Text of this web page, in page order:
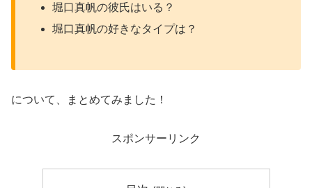
堀口真帆の彼氏はいる？
堀口真帆の好きなタイプは？
について、まとめてみました！
スポンサーリンク